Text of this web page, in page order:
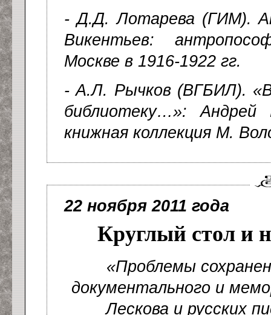
- Д.Д. Лотарева (ГИМ).
Викентьев:
Москве в 1916-1922 гг.
- А.Л. Рычков (ВГБИЛ).
библиотеку…»: Андрей
книжная коллекция М.
22 ноября 2011 года
Круглый стол и
«Проблемы
документального и
Лескова и русских